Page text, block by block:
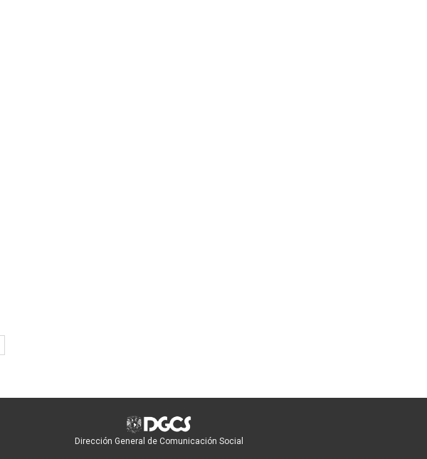
Dirección General de Comunicación Social